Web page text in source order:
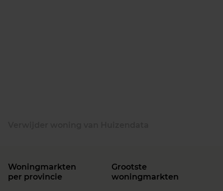
Woningmarkten
per provincie
Grootste
woningmarkten